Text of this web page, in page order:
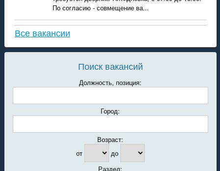
По согласию - совмещение ва...
Все вакансии
Поиск вакансий
Должность, позиция:
Город:
Возраст:
от
до
Раздел: